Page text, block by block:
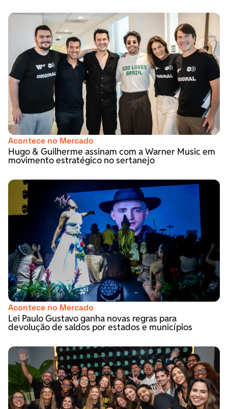
Acontece no Mercado
Hugo & Guilherme assinam com a Warner Music em
movimento estratégico no sertanejo
Acontece no Mercado
Lei Paulo Gustavo ganha novas regras para
devolução de saldos por estados e municípios